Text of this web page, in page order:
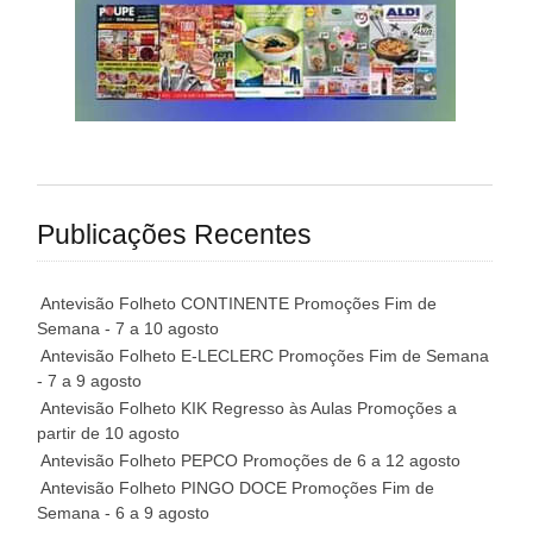
Publicações Recentes
Antevisão Folheto CONTINENTE Promoções Fim de
Semana - 7 a 10 agosto
Antevisão Folheto E-LECLERC Promoções Fim de Semana
- 7 a 9 agosto
Antevisão Folheto KIK Regresso às Aulas Promoções a
partir de 10 agosto
Antevisão Folheto PEPCO Promoções de 6 a 12 agosto
Antevisão Folheto PINGO DOCE Promoções Fim de
Semana - 6 a 9 agosto